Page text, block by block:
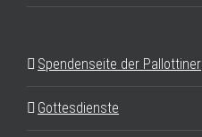
Spendenseite der Pallottiner
Gottesdienste